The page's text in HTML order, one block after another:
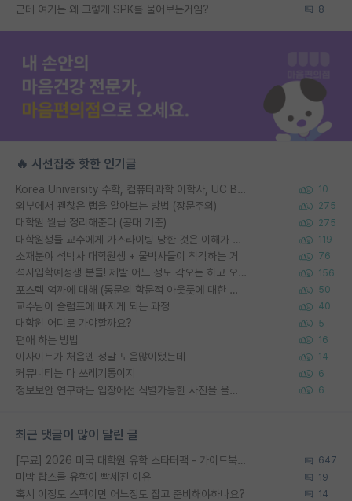
근데 여기는 왜 그렇게 SPK를 물어보는거임? 8
🔥 시선집중 핫한 인기글
Korea University 수학, 컴퓨터과학 이학사, UC Berkeley 산업공학 대학원 공학박사가 되는 것은 쉽지 않겠죠? 10
외부에서 괜찮은 랩을 알아보는 방법 (장문주의) 275
대학원 월급 정리해준다 (공대 기준) 275
대학원생들 교수에게 가스라이팅 당한 것은 이해가 갑니다. 안타깝네요. 119
소재분야 석박사 대학원생 + 물박사들이 착각하는 거 76
석사입학예정생 분들! 제발 어느 정도 각오는 하고 오세요. 156
포스텍 억까에 대해 (동문의 학문적 아웃풋에 대한 반박) 50
교수님이 슬럼프에 빠지게 되는 과정 40
대학원 어디로 가야할까요? 5
편애 하는 방법 16
이사이트가 처음엔 정말 도움많이됐는데 14
커뮤니티는 다 쓰레기통이지 6
정보보안 연구하는 입장에선 식별가능한 사진을 올리는건 비추이긴함 6
최근 댓글이 많이 달린 글
[무료] 2026 미국 대학원 유학 스타터팩 - 가이드북 & 합격자 컨택메일 템플릿 647
미박 탑스쿨 유학이 빡세진 이유 19
혹시 이정도 스펙이면 어느정도 잡고 준비해야하나요? 14